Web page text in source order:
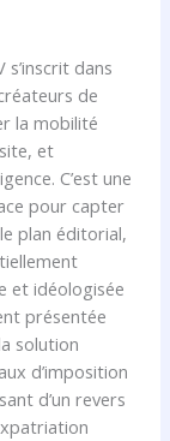
dans
de
la mobilité
et
C’est une
pour capter
plan éditorial,
et idéologisée
présentée
solution
d’imposition
d’un revers